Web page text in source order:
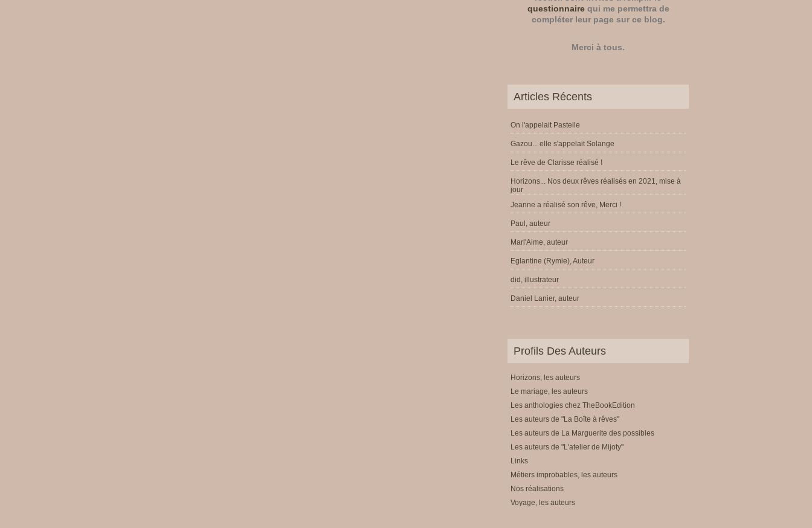
questionnairequi me permettra de
compléter leur page sur ce blog.
Merci à tous.
Articles Récents
On l'appelait Pastelle
Gazou... elle s'appelait Solange
Le rêve de Clarisse réalisé !
Horizons... Nos deux rêves réalisés en 2021, mise à
jour
Jeanne a réalisé son rêve, Merci !
Paul, auteur
Marl'Aime, auteur
Eglantine (Rymie), Auteur
did, illustrateur
Daniel Lanier, auteur
Profils Des Auteurs
Horizons, les auteurs
Le mariage, les auteurs
Les anthologies chez TheBookEdition
Les auteurs de "La Boîte à rêves"
Les auteurs de La Marguerite des possibles
Les auteurs de "L'atelier de Mijoty"
Links
Métiers improbables, les auteurs
Nos réalisations
Voyage, les auteurs